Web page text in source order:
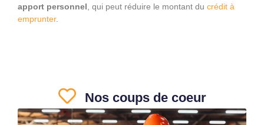
apport personnel , qui peut réduire le montant du crédit à
emprunter.
Nos coups de coeur